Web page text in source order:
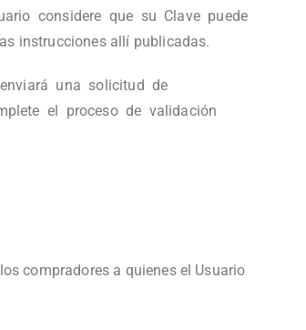
considere que su Clave puede
instrucciones allí publicadas.
una solicitud de
el proceso de validación
compradores a quienes el Usuario